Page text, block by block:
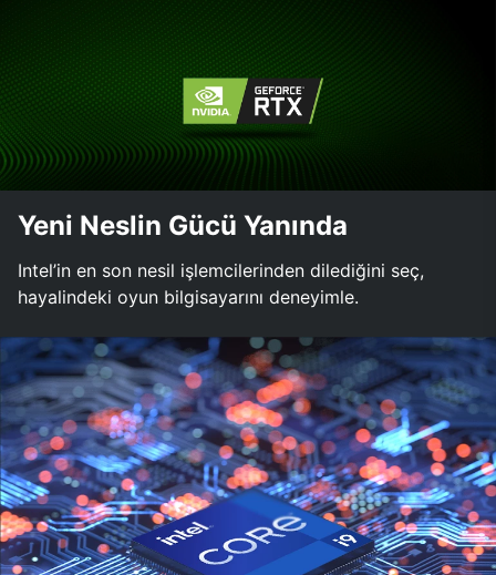
Yeni Neslin Gücü Yanında
Intel’in en son nesil işlemcilerinden dilediğini seç,
hayalindeki oyun bilgisayarını deneyimle.